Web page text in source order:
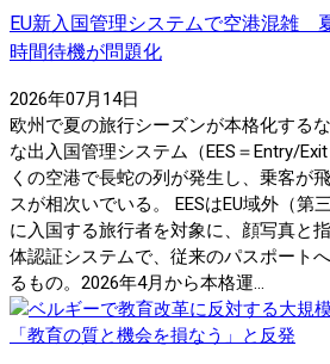
EU新入国管理システムで空港混雑
時間待機が問題化
2026年07月14日
欧州で夏の旅行シーズンが本格化する
な出入国管理システム（EES＝Entry/
くの空港で長蛇の列が発生し、乗客が
スが相次いでいる。 EESはEU域外（第
に入国する旅行者を対象に、顔写真と
体認証システムで、従来のパスポート
るもの。2026年4月から本格運...